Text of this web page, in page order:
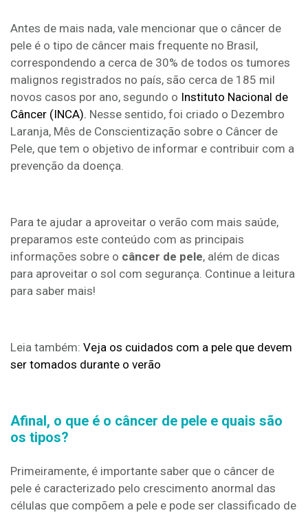
Antes de mais nada, vale mencionar que o câncer de
pele é o tipo de câncer mais frequente no Brasil,
correspondendo a cerca de 30% de todos os tumores
malignos registrados no país, são cerca de 185 mil
novos casos por ano, segundo o Instituto Nacional de
Câncer (INCA). Nesse sentido, foi criado o Dezembro
Laranja, Mês de Conscientização sobre o Câncer de
Pele, que tem o objetivo de informar e contribuir com a
prevenção da doença.
Para te ajudar a aproveitar o verão com mais saúde,
preparamos este conteúdo com as principais
informações sobre o câncer de pele, além de dicas
para aproveitar o sol com segurança. Continue a leitura
para saber mais!
Leia também: Veja os cuidados com a pele que devem
ser tomados durante o verão
Afinal, o que é o câncer de pele e quais são
os tipos?
Primeiramente, é importante saber que o câncer de
pele é caracterizado pelo crescimento anormal das
células que compõem a pele e pode ser classificado de